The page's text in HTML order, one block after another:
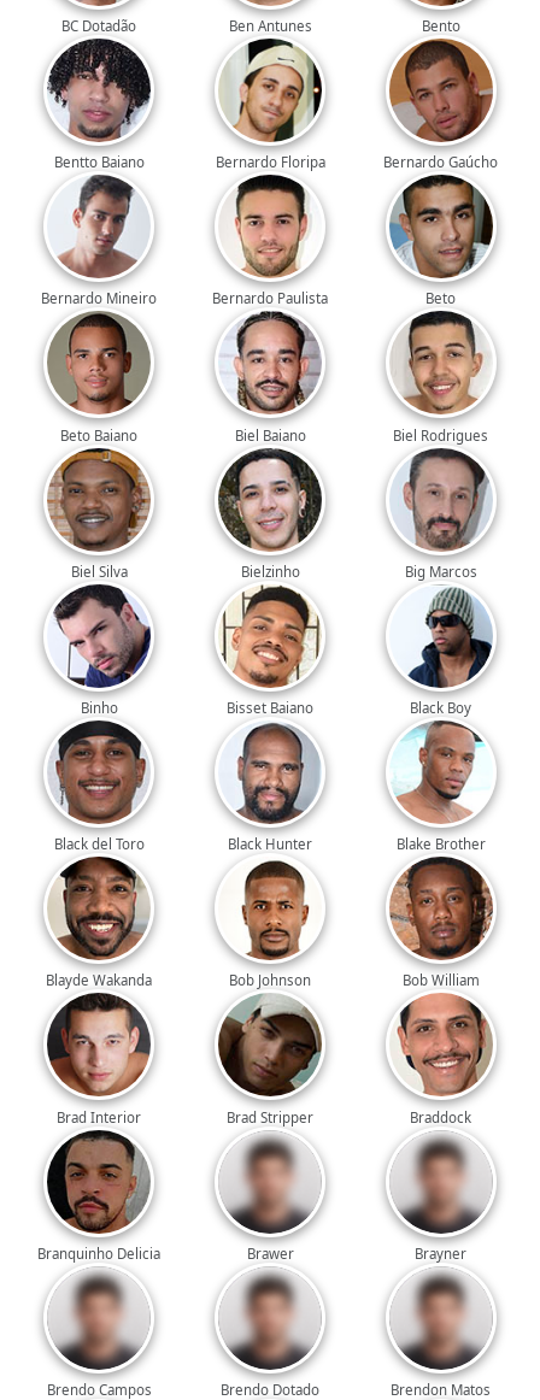
BC Dotadão Ben Antunes Bento
Bentto Baiano Bernardo Floripa Bernardo Gaúcho
Bernardo Mineiro Bernardo Paulista Beto
Beto Baiano Biel Baiano Biel Rodrigues
Biel Silva Bielzinho Big Marcos
Binho Bisset Baiano Black Boy
Black del Toro Black Hunter Blake Brother
Blayde Wakanda Bob Johnson Bob William
Brad Interior Brad Stripper Braddock
Branquinho Delicia Brawer Brayner
Brendo Campos Brendo Dotado Brendon Matos